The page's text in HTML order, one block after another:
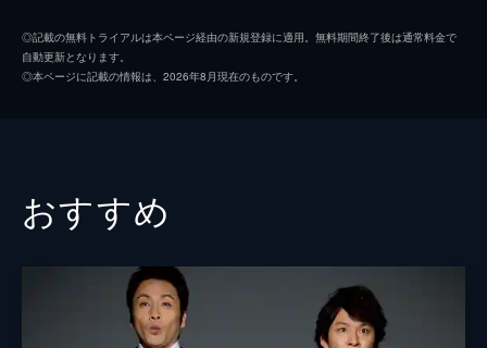
◎記載の無料トライアルは本ページ経由の新規登録に適用。無料期間終了後は通常料金で
自動更新となります。
◎本ページに記載の情報は、2026年8月現在のものです。
おすすめ